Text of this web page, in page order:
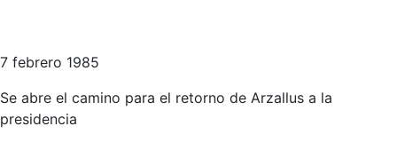
7 febrero 1985
Se abre el camino para el retorno de Arzallus a la
presidencia